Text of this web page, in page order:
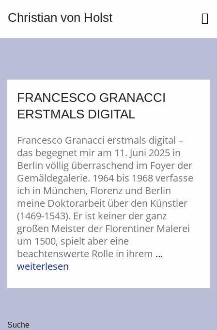
Christian von Holst
FRANCESCO GRANACCI
ERSTMALS DIGITAL
Francesco Granacci erstmals digital –
das begegnet mir am 11. Juni 2025 in
Berlin völlig überraschend im Foyer der
Gemäldegalerie. 1964 bis 1968 verfasse
ich in München, Florenz und Berlin
meine Doktorarbeit über den Künstler
(1469-1543). Er ist keiner der ganz
großen Meister der Florentiner Malerei
um 1500, spielt aber eine
beachtenswerte Rolle in ihrem …
weiterlesen
Suche